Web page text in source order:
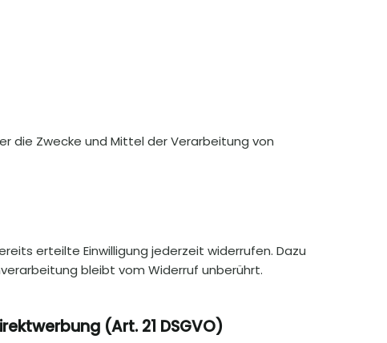
die Zwecke und Mittel der Verarbeitung von
erteilte Einwilligung jederzeit widerrufen. Dazu
bleibt vom Widerruf unberührt.
(Art. 21 DSGVO)